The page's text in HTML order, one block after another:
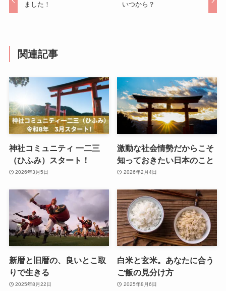
ました！
いつから？
関連記事
神社コミュニティ 一二三
（ひふみ）スタート！
2026年3月5日
激動な社会情勢だからこそ
知っておきたい日本のこと
2026年2月4日
新暦と旧暦の、良いとこ取
りで生きる
2025年8月22日
白米と玄米。あなたに合う
ご飯の見分け方
2025年8月6日